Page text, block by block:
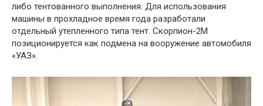
либо тентованного выполнения. Для использования
машины в прохладное время года разработали
отдельный утепленного типа тент. Скорпион-2М
позиционируется как подмена на вооружение автомобиля
«УАЗ».